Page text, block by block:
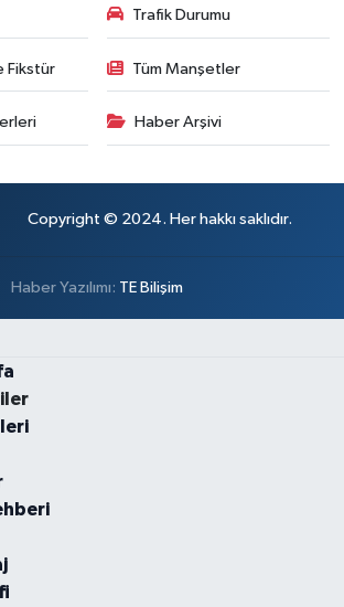
Trafik Durumu
Fikstür Tüm Manşetler
Haber Arşivi
Copyright © 2024. Her hakkı saklıdır.
Haber Yazılımı: TE Bilişim